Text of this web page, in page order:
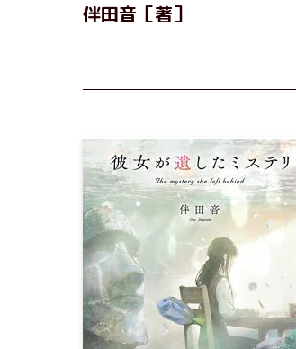
伴田音［著］